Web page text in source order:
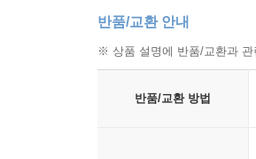
반품/교환 안내
※ 상품 설명에 반품/교환과 관
반품/교환 방법